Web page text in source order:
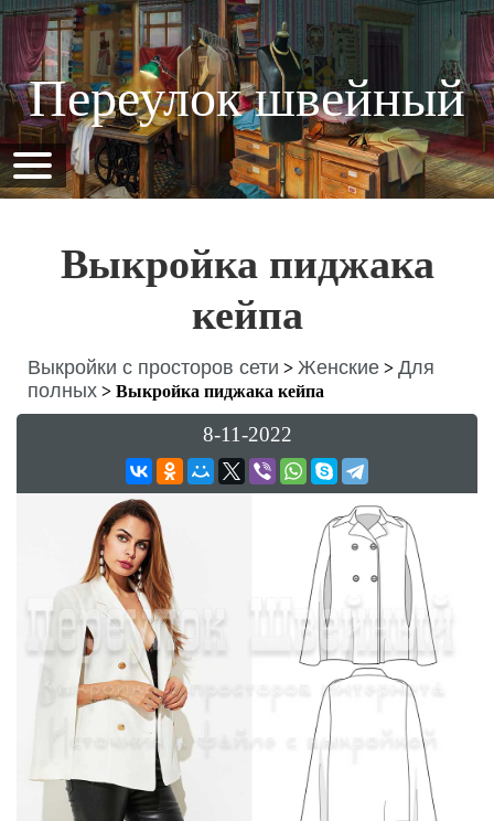
Переулок швейный
Выкройка пиджака
кейпа
Выкройки с просторов сети > Женские > Для
полных > Выкройка пиджака кейпа
8-11-2022